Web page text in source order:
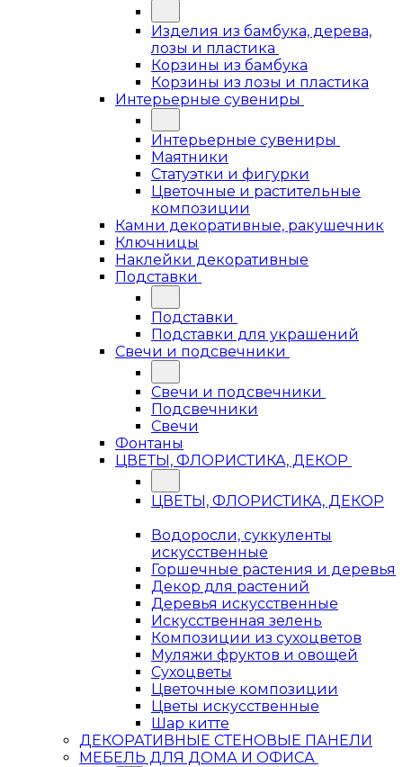
Изделия из бамбука, дерева,
лозы и пластика
Корзины из бамбука
Корзины из лозы и пластика
Интерьерные сувениры
Интерьерные сувениры
Маятники
Статуэтки и фигурки
Цветочные и растительные
композиции
Камни декоративные, ракушечник
Ключницы
Наклейки декоративные
Подставки
Подставки
Подставки для украшений
Свечи и подсвечники
Свечи и подсвечники
Подсвечники
Свечи
Фонтаны
ЦВЕТЫ, ФЛОРИСТИКА, ДЕКОР
ЦВЕТЫ, ФЛОРИСТИКА, ДЕКОР
Водоросли, суккуленты
искусственные
Горшечные растения и деревья
Декор для растений
Деревья искусственные
Искусственная зелень
Композиции из сухоцветов
Муляжи фруктов и овощей
Сухоцветы
Цветочные композиции
Цветы искусственные
Шар китте
ДЕКОРАТИВНЫЕ СТЕНОВЫЕ ПАНЕЛИ
МЕБЕЛЬ ДЛЯ ДОМА И ОФИСА